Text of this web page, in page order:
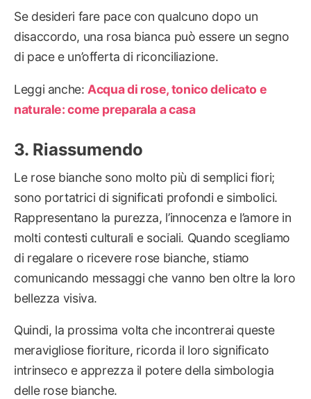
Se desideri fare pace con qualcuno dopo un
disaccordo, una rosa bianca può essere un segno
di pace e un’offerta di riconciliazione.
Leggi anche: Acqua di rose, tonico delicato e
naturale: come preparala a casa
Riassumendo
Le rose bianche sono molto più di semplici fiori;
sono portatrici di significati profondi e simbolici.
Rappresentano la purezza, l’innocenza e l’amore in
molti contesti culturali e sociali. Quando scegliamo
di regalare o ricevere rose bianche, stiamo
comunicando messaggi che vanno ben oltre la loro
bellezza visiva.
Quindi, la prossima volta che incontrerai queste
meravigliose fioriture, ricorda il loro significato
intrinseco e apprezza il potere della simbologia
delle rose bianche.